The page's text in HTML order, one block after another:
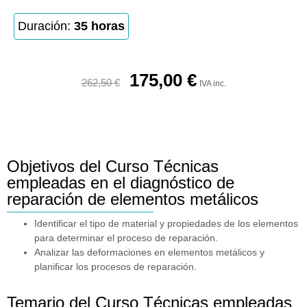
Duración: 35 horas
262,50€ 175,00 € IVA inc.
Objetivos del Curso Técnicas
empleadas en el diagnóstico de
reparación de elementos metálicos
Identificar el tipo de material y propiedades de los elementos
para determinar el proceso de reparación.
Analizar las deformaciones en elementos metálicos y
planificar los procesos de reparación.
Temario del Curso Técnicas empleadas